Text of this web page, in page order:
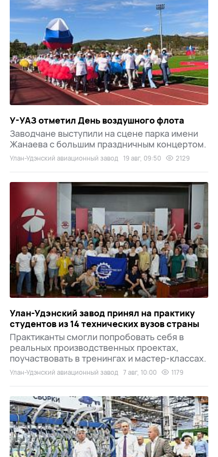
У-УАЗ отметил День воздушного флота
Заводчане выступили на сцене парка имени
Жанаева с большим праздничным концертом.
Улан-Удэнский авиационный завод 19 авг, 09:50 2129
Улан-Удэнский завод принял на практику
студентов из 14 технических вузов страны
Практиканты смогли попробовать себя в
реальных производственных проектах,
поучаствовать в тренингах и мастер-классах.
Улан-Удэнский авиационный завод 7 авг, 10:00 1179